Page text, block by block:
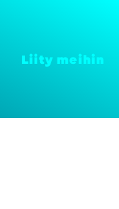
Lii­ty mei­hin